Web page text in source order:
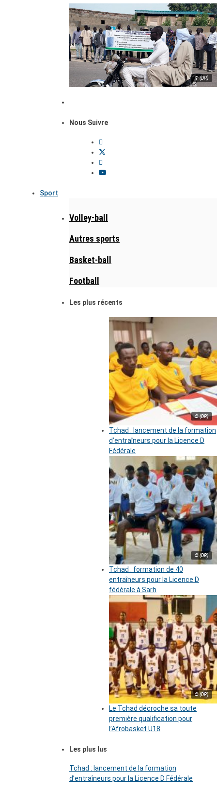
© (DR)
Nous Suivre
Sport
Volley-ball
Autres sports
Basket-ball
Football
Les plus récents
© (DR)
Tchad : lancement de la formation
d’entraîneurs pour la Licence D
Fédérale
© (DR)
Tchad : formation de 40
entraîneurs pour la Licence D
fédérale à Sarh
© (DR)
Le Tchad décroche sa toute
première qualification pour
l’Afrobasket U18
Les plus lus
Tchad : lancement de la formation
d’entraîneurs pour la Licence D Fédérale